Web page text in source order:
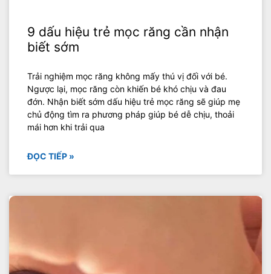
9 dấu hiệu trẻ mọc răng cần nhận
biết sớm
Trải nghiệm mọc răng không mấy thú vị đối với bé.
Ngược lại, mọc răng còn khiến bé khó chịu và đau
đớn. Nhận biết sớm dấu hiệu trẻ mọc răng sẽ giúp mẹ
chủ động tìm ra phương pháp giúp bé dễ chịu, thoải
mái hơn khi trải qua
ĐỌC TIẾP »